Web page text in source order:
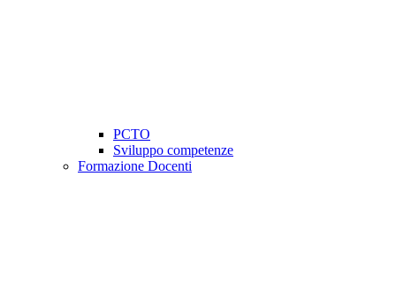
PCTO
Sviluppo competenze
Formazione Docenti